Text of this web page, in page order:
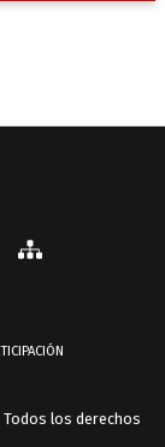
los derechos